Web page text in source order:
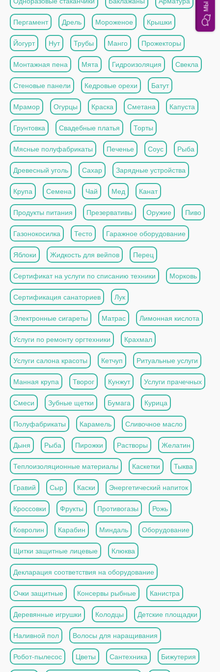
Пергамент Дрель Мороженое Крышки
Йогурт Нут Трубы Манго Прожекторы
Монтажная пена Мята Гидроизоляция Свекла
Стеновые панели Кедровые орехи Батут
Мрамор Огурцы Краска Сметана Капуста
Грунтовка Свадебные платья Торты
Мясные полуфабрикаты Печенье Соус Рыба
Древесный уголь Сахар Зарядные устройства
Крупа Семена Чай Мед Канат
Продукты питания Презервативы Оружие Пиво
Газонокосилка Тесто Гаражное оборудование
Яблоки Жидкость для вейпов Перец
Сертификат на услуги по списанию техники Морковь
Сертификация санаториев Лук
Электронные сигареты Матрас Лимонная кислота
Услуги по ремонту оргтехники Крахмал
Услуги салона красоты Кетчуп Ритуальные услуги
Манная крупа Творог Кунжут Услуги прачечных
Смеси Зубные щетки Бумага Курица
Полуфабрикаты Карамель Сливочное масло
Дыня Рыба Пирожки Растворы Желатин
Теплоизоляционные материалы Каскетки Тыква
Гравий Сыр Каски Энергетический напиток
Кроссовки Фрукты Противогазы Рожь
Ковролин Карабин Миндаль Оборудование
Щитки защитные лицевые Клюква
Декларация соответствия на оборудование
Очки защитные Консервы рыбные Канистра
Деревянные игрушки Колодцы Детские площадки
Наливной пол Волосы для наращивания
Робот-пылесос Цветы Сантехника Бижутерия